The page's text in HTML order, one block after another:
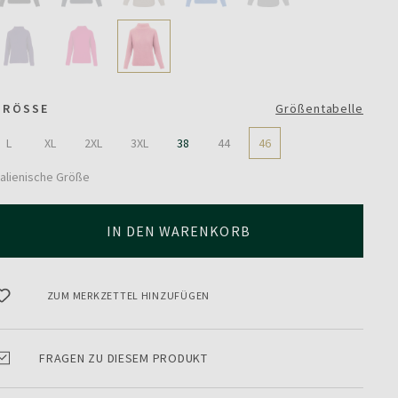
Größentabelle
L XL 2XL 3XL 38 44 46
Größe
IN DEN WARENKORB
ZUM MERKZETTEL HINZUFÜGEN
FRAGEN ZU DIESEM PRODUKT